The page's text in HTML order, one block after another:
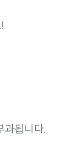
과됩니다.